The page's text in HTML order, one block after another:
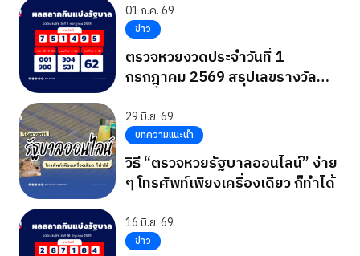
01 ก.ค. 69
ข่าว
ตรวจหวยงวดประจำวันที่ 1
กรกฎาคม 2569 สรุปเลขรางวัล
29 มิ.ย. 69
บทความแนะนำ
วิธี “ตรวจหวยรัฐบาลออนไลน์” ง่าย
ๆ โทรศัพท์เพียงเครื่องเดียว ก็ทำได้
16 มิ.ย. 69
ข่าว